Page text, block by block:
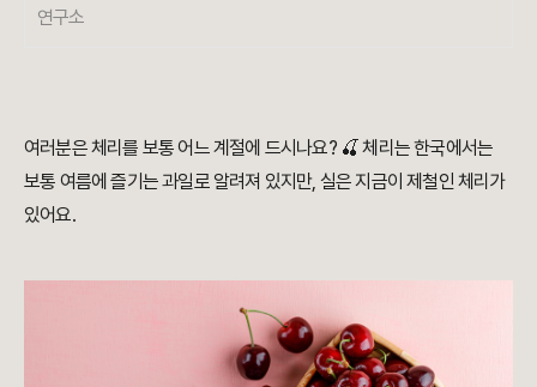
연구소
여러분은 체리를 보통 어느 계절에 드시나요? 🍒 체리는 한국에서는
보통 여름에 즐기는 과일로 알려져 있지만, 실은 지금이 제철인 체리가
있어요.